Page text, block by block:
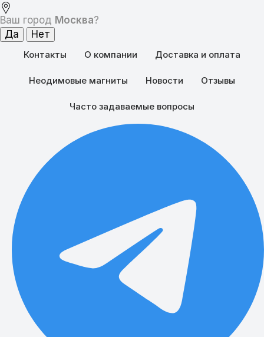
Ваш город Москва?
Контакты О компании Доставка и оплата
Неодимовые магниты Новости Отзывы
Часто задаваемые вопросы